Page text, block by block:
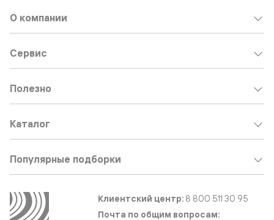
О компании
Сервис
Полезно
Каталог
Популярные подборки
Клиентский центр: 8 800 511 30 95
Почта по общим вопросам: